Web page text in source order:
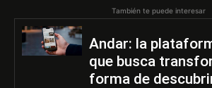
También te puede interesar
Andar: la
que busca
forma de